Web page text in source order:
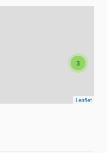
che presenta gli
3
Leaflet